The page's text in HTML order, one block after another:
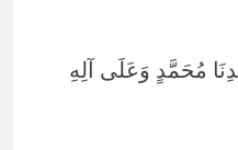
مُحَمَّدٍ وَعَلَى آلِهِ